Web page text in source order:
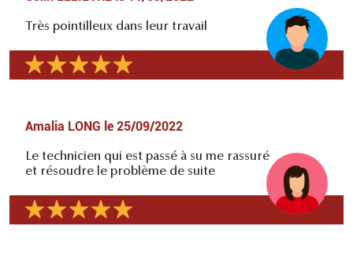
Très pointilleux dans leur travail
Amalia LONG le 25/09/2022
Le technicien qui est passé à su me rassuré
et résoudre le problème de suite